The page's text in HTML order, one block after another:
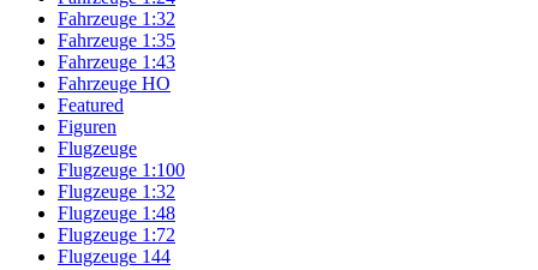
Fahrzeuge 1:32
Fahrzeuge 1:35
Fahrzeuge 1:43
Fahrzeuge HO
Featured
Figuren
Flugzeuge
Flugzeuge 1:100
Flugzeuge 1:32
Flugzeuge 1:48
Flugzeuge 1:72
Flugzeuge 144